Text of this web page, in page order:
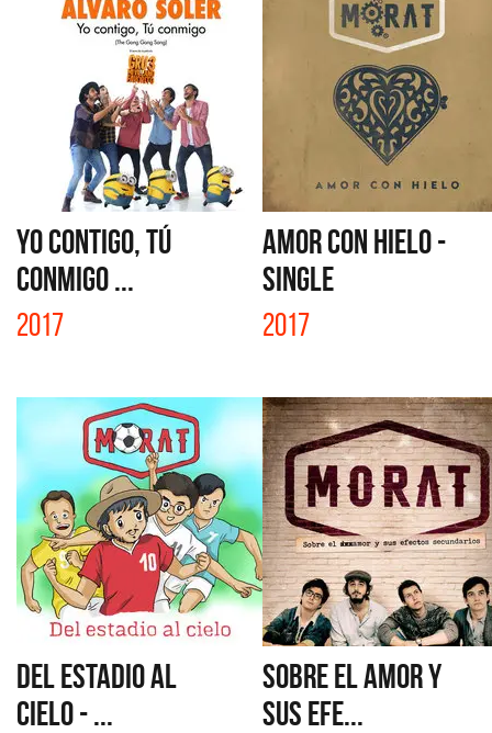
YO CONTIGO, TÚ
CONMIGO ...
2017
AMOR CON HIELO -
SINGLE
2017
DEL ESTADIO AL
CIELO - ...
SOBRE EL AMOR Y
SUS EFE...